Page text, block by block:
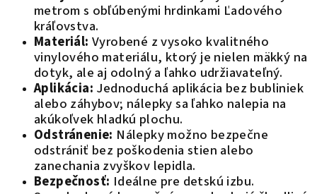
metrom s obľúbenými hrdinkami Ľadového
kráľovstva.
Materiál: Vyrobené z vysoko kvalitného
vinylového materiálu, ktorý je nielen mäkký na
dotyk, ale aj odolný a ľahko udržiavateľný.
Aplikácia: Jednoduchá aplikácia bez bubliniek
alebo záhybov; nálepky sa ľahko nalepia na
akúkoľvek hladkú plochu.
Odstránenie: Nálepky možno bezpečne
odstrániť bez poškodenia stien alebo
zanechania zvyškov lepidla.
Bezpečnosť: Ideálne pre detskú izbu.